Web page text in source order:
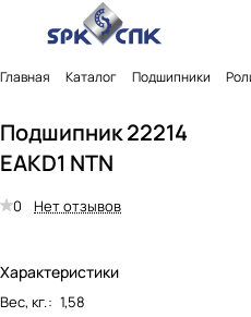
Главная Каталог Подшипники
Подшипник 22214
EAKD1 NTN
0 Нет отзывов
Характеристики
Вес, кг.: 1,58